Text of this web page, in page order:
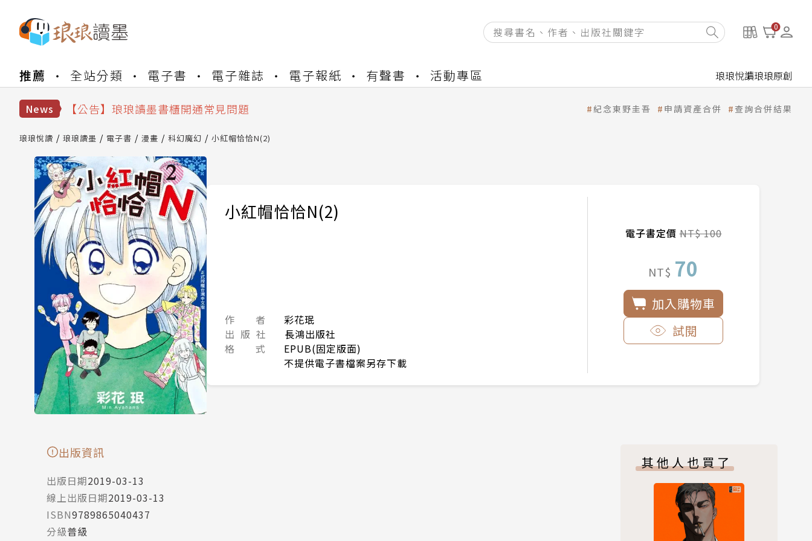
0
推薦 全站分類 電子書 電子雜誌 電子報紙 有聲書 活動專區 琅琅悅讀琅琅原創
News
【公告】琅琅書店服務升級重要說明及資產合併結果查詢
【公告】琅琅讀墨數位閱讀資產合併與書櫃開通申請
【公告】琅琅讀墨書櫃開通常見問題
【公告】琅琅讀墨 3 分鐘完成書櫃開通與資產合併申請圖文教學
【公告】琅琅書店服務升級重要說明及資產合併結果查詢
【公告】琅琅讀墨數位閱讀資產合併與書櫃開通申請
紀念東野圭吾 申請資產合併 查詢合併結果
琅琅悅讀 琅琅讀墨 電子書 漫畫 科幻魔幻 小紅帽恰恰N(2)
小紅帽恰恰N(2)
作 者
彩花珉
出 版 社
長鴻出版社
格 式
EPUB(固定版面)
不提供電子書檔案另存下載
電子書定價NT$ 100
NT$ 70
加入購物車
試閱
出版資訊
出版日期2019-03-13
線上出版日期2019-03-13
ISBN9789865040437
分級普級
其他人也買了